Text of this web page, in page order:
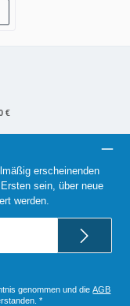
€
erscheinenden
sein, über neue
werden.
genommen und dieAGB
*